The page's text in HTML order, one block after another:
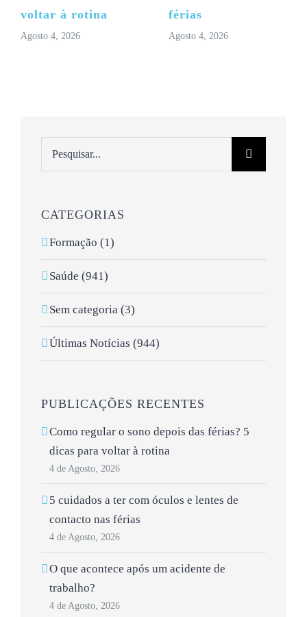
voltar à rotina
Agosto 4, 2026
férias
Agosto 4, 2026
CATEGORIAS
Formação (1)
Saúde (941)
Sem categoria (3)
Últimas Notícias (944)
PUBLICAÇÕES RECENTES
Como regular o sono depois das férias? 5
dicas para voltar à rotina
4 de Agosto, 2026
5 cuidados a ter com óculos e lentes de
contacto nas férias
4 de Agosto, 2026
O que acontece após um acidente de
trabalho?
4 de Agosto, 2026